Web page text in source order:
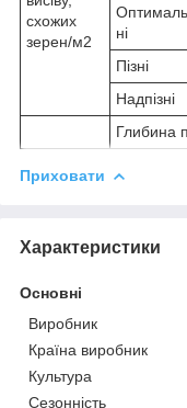
схожих
зерен/м2
Оптималь
ні
Пізні
Надпізні
Глибина
Приховати
Характеристики
Основні
Виробник
Країна виробник
Культура
Сезонність